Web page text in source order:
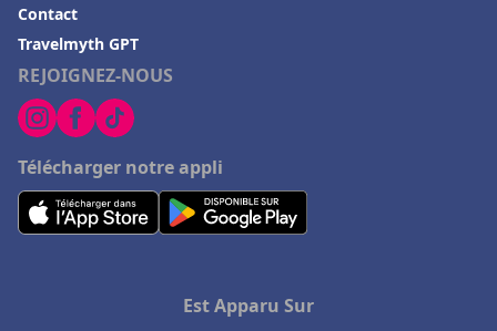
REJOIGNEZ-NOUS
Télécharger notre appli
Contact
Travelmyth GPT
Est Apparu Sur